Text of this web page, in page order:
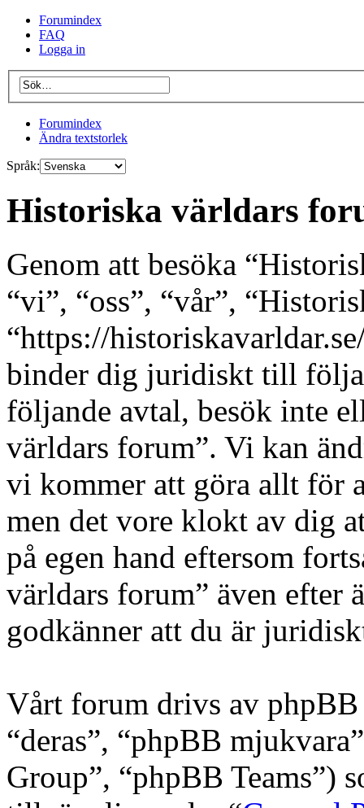
Forumindex
FAQ
Logga in
Forumindex
Ändra textstorlek
Språk:
Historiska världars
Genom att besöka
“vi”, “oss”, “vår”,
“https://
binder dig juridiskt till
följande avtal, besök inte
världars forum”. Vi kan
vi kommer att göra allt för
men det vore klokt av dig
på egen hand eftersom
världars forum” även efter
godkänner att du är
Vårt forum drivs av phpBB
“deras”, “phpBB
Group”, “phpBB Teams”)